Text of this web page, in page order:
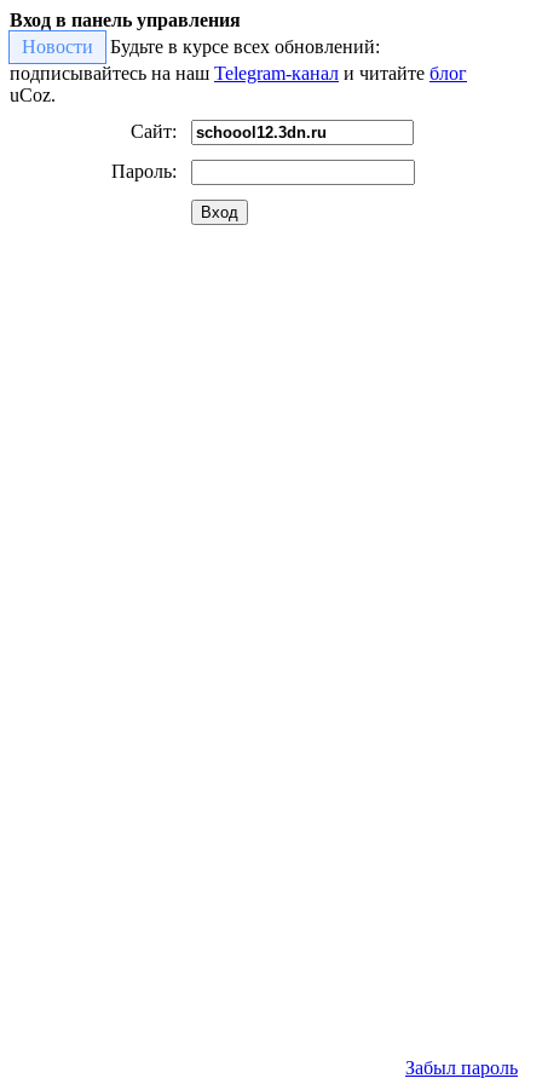
Вход в панель управления
Новости
Будьте в курсе всех обновлений:
подписывайтесь на наш Telegram-канал и читайте блог
uCoz.
Сайт:
Пароль:
Вход
Забыл пароль